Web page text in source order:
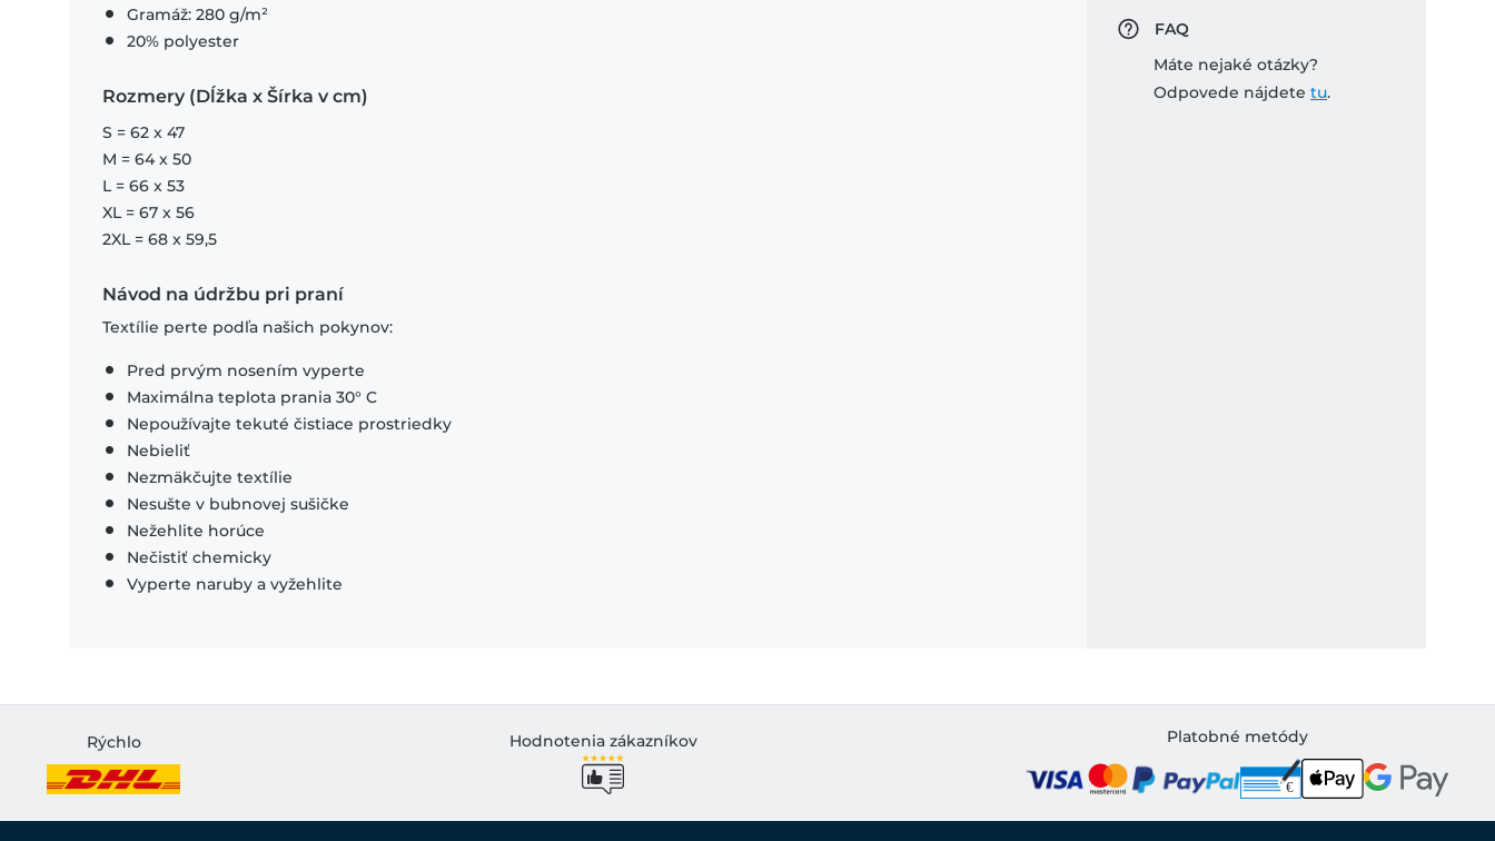
Gramáž: 280 g/m²
20% polyester
Rozmery (Dĺžka x Šírka v cm)
S = 62 x 47
M = 64 x 50
L = 66 x 53
XL = 67 x 56
2XL = 68 x 59,5
Návod na údržbu pri praní
Textílie perte podľa našich pokynov:
Pred prvým nosením vyperte
Maximálna teplota prania 30° C
Nepoužívajte tekuté čistiace prostriedky
Nebieliť
Nezmäkčujte textílie
Nesušte v bubnovej sušičke
Nežehlite horúce
Nečistiť chemicky
Vyperte naruby a vyžehlite
FAQ
Máte nejaké otázky?
Odpovede nájdete tu.
Rýchlo Hodnotenia zákazníkov Platobné metódy